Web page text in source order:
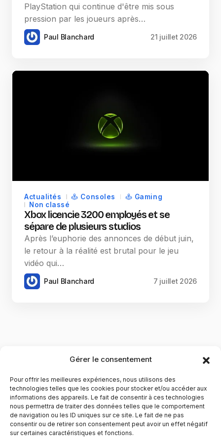
Gérer le consentement
Pour offrir les meilleures expériences, nous utilisons des
technologies telles que les cookies pour stocker et/ou accéder aux
informations des appareils. Le fait de consentir à ces technologies
nous permettra de traiter des données telles que le comportement
de navigation ou les ID uniques sur ce site. Le fait de ne pas
consentir ou de retirer son consentement peut avoir un effet négatif
sur certaines caractéristiques et fonctions.
PlayStation qui continue d'être mis sous
pression par les joueurs après…
Paul Blanchard 21 juillet 2026
Actualités Consoles
Gaming
Non classé
Xbox licencie 3200 employés et se
sépare de plusieurs studios
Après l’euphorie des annonces de début juin,
le retour à la réalité est brutal pour le jeu
vidéo qui…
Paul Blanchard 7 juillet 2026
YubiGeek est un média français dédié aux nouvelles
technologies, à la culture geek et au numérique. Fondé par